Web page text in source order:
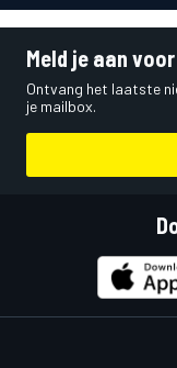
Meld je aan
Ontvang het laatste
je mailbox.